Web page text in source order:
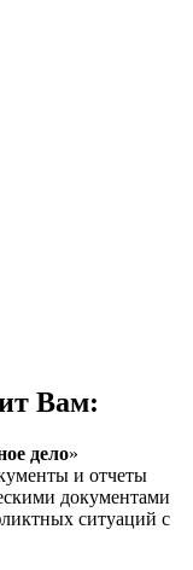
Вам:
дело»
и отчеты
документами
ситуаций с